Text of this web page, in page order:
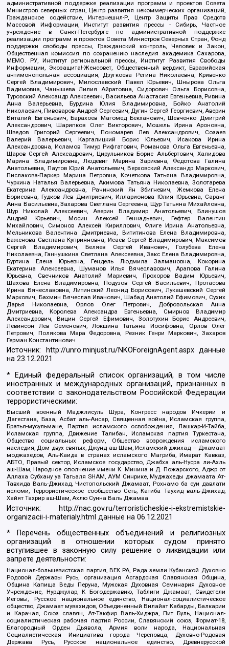
административной поддержке реализации программ и проектов Совета
Министров северных стран, Центр развития некоммерческих организаций,
Гражданское содействие, Интернешнл-Р, Центр Защиты Прав Средств
Массовой Информации, Институт развития прессы - Сибирь, Частное
учреждение в Санкт-Петербурге по административной поддержке
реализации программ и проектов Совета Министров Северных Стран, Фонд
поддержки свободы прессы, Гражданский контроль, Человек и Закон,
Общественная комиссия по сохранению наследия академика Сахарова,
МЕМО. РУ, Институт региональной прессы, Институт Развития Свободы
Информации, Экозащита!-Женсовет, Общественный вердикт, Евразийская
антимонопольная ассоциация, Дзугкоева Регина Николаевна, Кривенко
Сергей Владимирович, Милославский Павел Юрьевич, Шнырова Ольга
Вадимовна, Чанышева Лилия Айратовна, Сидорович Ольга Борисовна,
Туровский Александр Алексеевич, Васильева Анастасия Евгеньевна, Ривина
Анна Валерьевна, Бурдина Юлия Владимировна, Бойко Анатолий
Николаевич, Пивоваров Андрей Сергеевич, Дугин Сергей Георгиевич, Аверин
Виталий Евгеньевич, Барахоев Магомед Бекханович, Шевченко Дмитрий
Александрович, Шарипков Олег Викторович, Мошель Ирина Ароновна,
Шведов Григорий Сергеевич, Пономарев Лев Александрович, Созаев
Валерий Валерьевич, Каргалицкий Борис Юльевич, Исакова Ирина
Александровна, Исламов Тимур Рифгатович, Романова Ольга Евгеньевна,
Щаров Сергей Алексадрович, Цирульников Борис Альбертович, Халидова
Марина Владимировна, Людевиг Марина Зариевна, Федотова Галина
Анатольевна, Паутов Юрий Анатольевич, Верховский Александр Маркович,
Пислакова-Паркер Марина Петровна, Кочеткова Татьяна Владимировна,
Чуркина Наталья Валерьевна, Акимова Татьяна Николаевна, Золотарева
Екатерина Александровна, Рачинский Ян Збигневич, Жемкова Елена
Борисовна, Гудков Лев Дмитриевич, Илларионова Юлия Юрьевна, Саранг
Анна Васильевна, Захарова Светлана Сергеевна, Щур Татьяна Михайловна,
Щур Николай Алексеевич, Аверин Владимир Анатольевич, Блинушов
Андрей Юрьевич, Мосин Алексей Геннадьевич, Гефтер Валентин
Михайлович, Симонов Алексей Кириллович, Флиге Ирина Анатольевна,
Мельникова Валентина Дмитриевна, Вититинова Елена Владимировна,
Баженова Светлана Куприяновна, Исаев Сергей Владимирович, Максимов
Сергей Владимирович, Беляев Сергей Иванович, Голубева Елена
Николаевна, Ганнушкина Светлана Алексеевна, Закс Елена Владимировна,
Буртина Елена Юрьевна, Гендель Людмила Залмановна, Кокорина
Екатерина Алексеевна, Шуманов Илья Вячеславович, Арапова Галина
Юрьевна, Свечников Анатолий Мариевич, Прохоров Вадим Юрьевич,
Шахова Елена Владимировна, Подузов Сергей Васильевич, Протасова
Ирина Вячеславовна, Литинский Леонид Борисович, Лукашевский Сергей
Маркович, Бахмин Вячеслав Иванович, Шабад Анатолий Ефимович, Сухих
Дарья Николаевна, Орлов Олег Петрович, Добровольская Анна
Дмитриевна, Королева Александра Евгеньевна, Смирнов Владимир
Александрович, Вицин Сергей Ефимович, Золотухин Борис Андреевич,
Левинсон Лев Семенович, Локшина Татьяна Иосифовна, Орлов Олег
Петрович, Полякова Мара Федоровна, Резник Генри Маркович, Захаров
Герман Константинович
Источник: http://unro.minjust.ru/NKOForeignAgent.aspxданные
на23.12.2021
* Единый федеральный список организаций, в том числе
иностранных и международных организаций, признанных в
соответствии с законодательством Российской Федерации
террористическими:
Высший военный Маджлисуль Шура, Конгресс народов Ичкерии и
Дагестана, База, Асбат аль-Ансар, Священная война, Исламская группа,
Братья-мусульмане, Партия исламского освобождения, Лашкар-И-Тайба,
Исламская группа, Движение Талибан, Исламская партия Туркестана,
Общество социальных реформ, Общество возрождения исламского
наследия, Дом двух святых, Джунд аш-Шам, Исламский джихад – Джамаат
моджахедов, Аль-Каида в странах исламского Магриба, Имарат Кавказ,
АБТО, Правый сектор, Исламское государство, Джабха аль-Нусра ли-Ахль
аш-Шам, Народное ополчение имени К. Минина и Д. Пожарского, Аджр от
Аллаха Субхану уа Тагьаля SHAM, АУМ Синрике, Муджахеды джамаата Ат-
Тавхида Валь-Джихад, Чистопольский Джамаат, Рохнамо ба суи давлати
исломи, Террористическое сообщество Сеть, Катиба Таухид валь-Джихад,
Хайят Тахрир аш-Шам, Ахлю Сунна Валь Джамаа
Источник:
http://nac.gov.ru/terroristicheskie-i-ekstremistskie-
organizacii-i-materialy.html данные на06.12.2021
* Перечень общественных объединений и религиозных
организаций в отношении которых судом принято
вступившее в законную силу решение о ликвидации или
запрете деятельности:
Национал-большевистская партия, ВЕК РА, Рада земли Кубанской Духовно
Родовой Державы Русь, организация Асгардская Славянская Община,
Община Капища Веды Перуна, Мужская Духовная Семинария Духовное
Учреждение, Нурджулар, К Богодержавию, Таблиги Джамаат, Свидетели
Иеговы, Русское национальное единство, Национал-социалистическое
общество, Джамаат мувахидов, Объединенный Вилайат Кабарды, Балкарии
и Карачая, Союз славян, Ат-Такфир Валь-Хиджра, Пит Буль, Национал-
социалистическая рабочая партия России, Славянский союз, Формат-18,
Благородный Орден Дьявола, Армия воли народа, Национальная
Социалистическая Инициатива города Череповца, Духовно-Родовая
Держава Русь, Русское национальное единство, Древнерусской